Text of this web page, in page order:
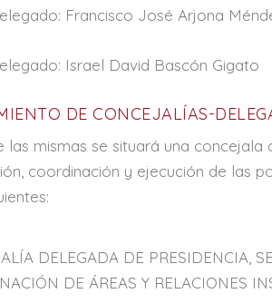
Francisco José Arjona
Israel David Bascón Gigato
DE CONCEJALÍAS-
las mismas se situará una
coordinación y ejecución de las
DELEGADA DE PRESIDENCIA,
DE ÁREAS Y RELACIONES